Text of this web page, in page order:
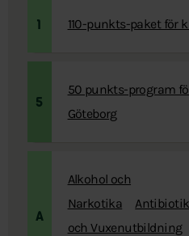
1 110-punkts-paket för
5
50 punkts-program
Göteborg
A
Alkohol och
Narkotika
och Vuxenutbildning